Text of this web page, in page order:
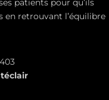
retrouvant l’équilibre